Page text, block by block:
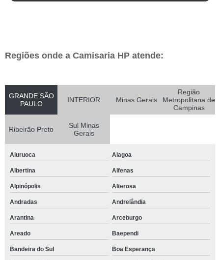
Regiões onde a Camisaria HP atende:
GRANDE SÃO
PAULO
INTERIOR Minas Gerais
Região
Metropolitana de
Campinas
Ribeirão Preto
Sul Minas
Gerais
Aiuruoca Alagoa
Albertina Alfenas
Alpinópolis Alterosa
Andradas Andrelândia
Arantina Arceburgo
Areado Baependi
Bandeira do Sul Boa Esperança